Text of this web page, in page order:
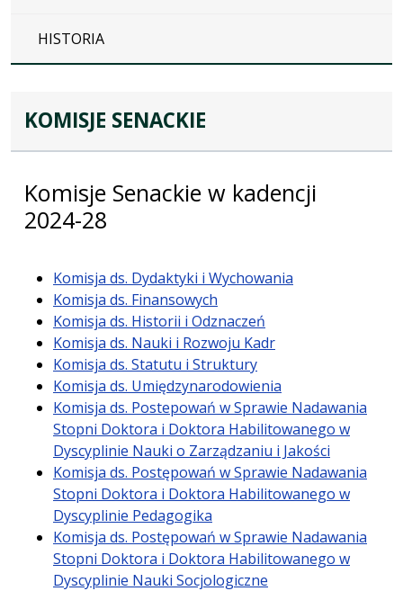
HISTORIA
KOMISJE SENACKIE
Komisje Senackie w kadencji
2024-28
Komisja ds. Dydaktyki i Wychowania
Komisja ds. Finansowych
Komisja ds. Historii i Odznaczeń
Komisja ds. Nauki i Rozwoju Kadr
Komisja ds. Statutu i Struktury
Komisja ds. Umiędzynarodowienia
Komisja ds. Postepowań w Sprawie Nadawania
Stopni Doktora i Doktora Habilitowanego w
Dyscyplinie Nauki o Zarządzaniu i Jakości
Komisja ds. Postępowań w Sprawie Nadawania
Stopni Doktora i Doktora Habilitowanego w
Dyscyplinie Pedagogika
Komisja ds. Postępowań w Sprawie Nadawania
Stopni Doktora i Doktora Habilitowanego w
Dyscyplinie Nauki Socjologiczne